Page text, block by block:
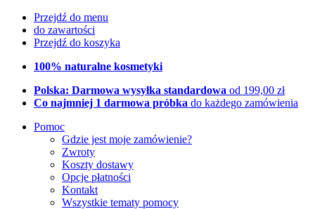
Przejdź do menu
do zawartości
Przejdź do koszyka
100% naturalne kosmetyki
Polska: Darmowa wysyłka standardowa od 199,00 zł
Co najmniej 1 darmowa próbka do każdego zamówienia
Pomoc
Gdzie jest moje zamówienie?
Zwroty
Koszty dostawy
Opcje płatności
Kontakt
Wszystkie tematy pomocy